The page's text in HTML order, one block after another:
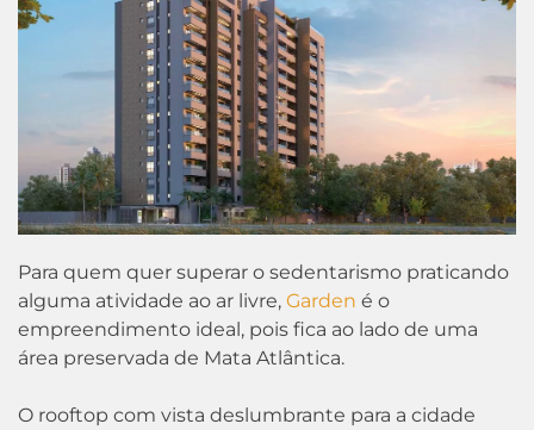
Para quem quer superar o sedentarismo praticando
alguma atividade ao ar livre, Garden é o
empreendimento ideal, pois fica ao lado de uma
área preservada de Mata Atlântica.
O rooftop com vista deslumbrante para a cidade